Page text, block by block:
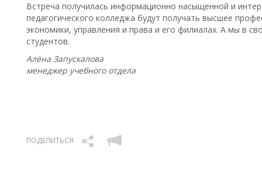
Встреча получилась информационно насыщенной и
педагогического колледжа будут получать высшее
экономики, управления и права и его филиалах. А мы в
студентов.
Алёна Запускалова
менеджер учебного отдела
ПОДЕЛИТЬСЯ